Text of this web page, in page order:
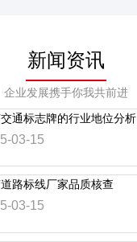
新闻资讯
企业发展携手你我共前进
通标志牌的行业地位分析
03-15
路标线厂家品质核查
03-15